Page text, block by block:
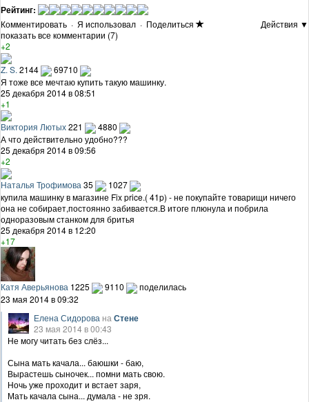
Рейтинг:
Комментировать · Я использовал · Поделиться
Действия ▼
показать все комментарии (7)
+2
Z. S. 2144
69710
Я тоже все мечтаю купить такую машинку.
25 декабря 2014 в 08:51
+1
Виктория Лютых221
4880
А что действительно удобно???
25 декабря 2014 в 09:56
+2
Наталья Трофимова 35
1027
купила машинку в магазине Fix price.( 41p) - не покупайте товарищи ничего
она не собирает,постоянно забивается.В итоге плюнула и побрила
одноразовым станком для бритья
25 декабря 2014 в 12:20
+17
Катя Аверьянова 1225 9110
поделилась
23 мая 2014 в 09:32
Елена Сидорова на Стене
23 мая 2014 в 00:43
Не могу читать без слёз...
Сына мать качала... баюшки - баю,
Вырастешь сыночек... помни мать свою.
Ночь уже проходит и встает заря,
Мать качала сына... думала - не зря.